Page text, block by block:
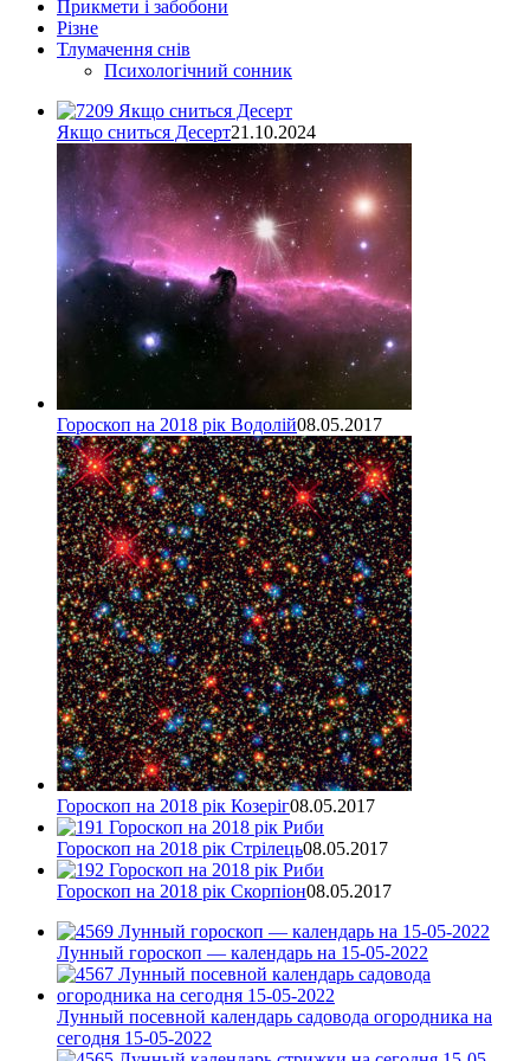
Прикмети і забобони
Різне
Тлумачення снів
Психологічний сонник
Якщо сниться Десерт21.10.2024
Гороскоп на 2018 рік Водолій08.05.2017
Гороскоп на 2018 рік Козеріг08.05.2017
Гороскоп на 2018 рік Стрілець08.05.2017
Гороскоп на 2018 рік Скорпіон08.05.2017
Лунный гороскоп — календарь на 15-05-2022
Лунный посевной календарь садовода огородника на
сегодня 15-05-2022